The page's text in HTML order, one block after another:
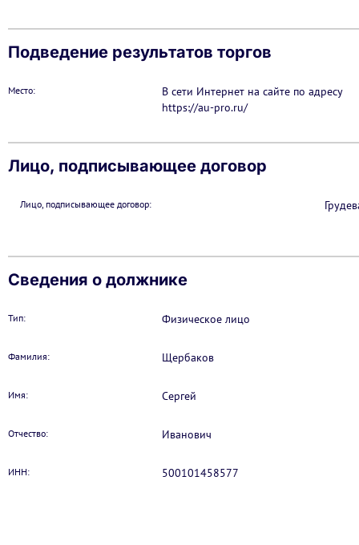
Подведение результатов торгов
Место:
В сети Интернет на сайте по адресу
https://au-pro.ru/
Лицо, подписывающее договор
Лицо, подписывающее договор:
Сведения о должнике
Тип: Физическое лицо
Фамилия: Щербаков
Имя: Сергей
Отчество: Иванович
ИНН: 500101458577